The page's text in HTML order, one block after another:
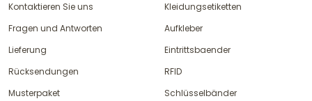
Kontaktieren Sie uns
Fragen und Antworten
Lieferung
Rücksendungen
Musterpaket
Kleidungsetiketten
Aufkleber
Eintrittsbaender
RFID
Schlüsselbänder